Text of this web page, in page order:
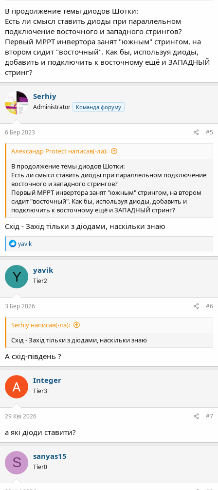
В продолжение темы диодов Шотки:
Есть ли смысл ставить диоды при параллельном
подключение восточного и западного стрингов?
Первый МРРТ инвертора занят "южным" стрингом, на
втором сидит "восточный". Как бы, используя диоды,
добавить и подключить к восточному ещё и ЗАПАДНЫЙ
стринг?
Serhiy
Administrator Команда форуму
6 Бер 2023 #5
Александр Protect написав(-ла):
В продолжение темы диодов Шотки:
Есть ли смысл ставить диоды при параллельном подключение
восточного и западного стрингов?
Первый МРРТ инвертора занят "южным" стрингом, на втором
сидит "восточный". Как бы, используя диоды, добавить и
подключить к восточному ещё и ЗАПАДНЫЙ стринг?
Схід - Захід тільки з діодами, наскільки знаю
Р
е
а
к
ц
ї
:
yavik
Y yavik
Tier2
3 Бер 2026 #6
Serhiy написав(-ла):
Схід - Захід тільки з діодами, наскільки знаю
А схід-південь ?
Integer
Tier3
29 Кві 2026 #7
а які діоди ставити?
S sanyas15
Tier0